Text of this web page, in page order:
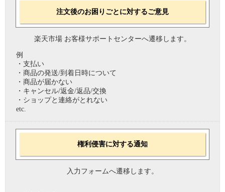
注文後のお困りごとに対するご意見
楽天市場 お客様サポートセンターへ遷移します。
例
・支払い
・商品の発送/到着日時について
・商品が届かない
・キャンセル/返金/返品/交換
・ショップと連絡がとれない
etc.
権利侵害に対する通知
入力フォームへ遷移します。